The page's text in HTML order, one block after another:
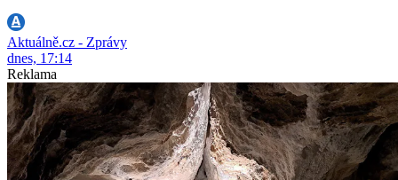
Aktuálně.cz - Zprávy
dnes, 17:14
Reklama